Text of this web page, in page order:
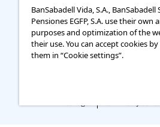
Protección pagos
BanSabadell Vida, S.A.,
Pensiones EGFP, S.A. use their
purposes and optimization of the
their use. You can accept cookies
them in “Cookie settings”.